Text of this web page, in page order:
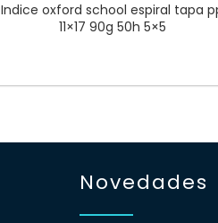
Indice oxford school espiral tapa
11×17 90g 50h 5×5
Novedades